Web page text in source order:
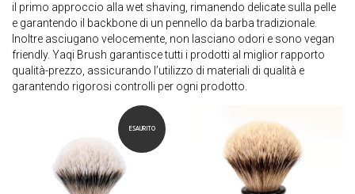
il primo approccio alla wet shaving, rimanendo delicate sulla pelle
e garantendo il backbone di un pennello da barba tradizionale.
Inoltre asciugano velocemente, non lasciano odori e sono vegan
friendly. Yaqi Brush garantisce tutti i prodotti al miglior rapporto
qualità-prezzo, assicurando l’utilizzo di materiali di qualità e
garantendo rigorosi controlli per ogni prodotto.
ESAURITO